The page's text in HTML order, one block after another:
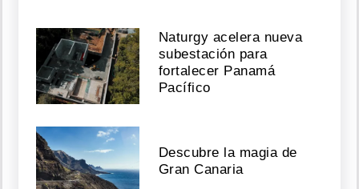
Naturgy acelera nueva
subestación para
fortalecer Panamá
Pacífico
Descubre la magia de
Gran Canaria